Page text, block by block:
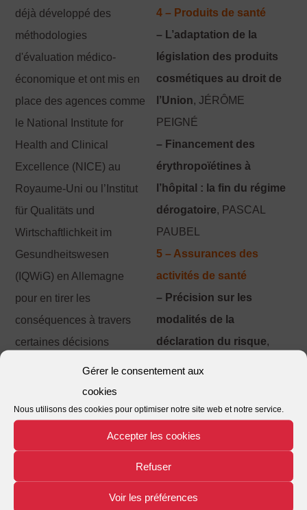
Gérer le consentement aux
cookies
Nous utilisons des cookies pour optimiser notre site web et notre service.
Accepter les cookies
Refuser
Voir les préférences
déjà développé des
méthodologies
d'évaluation médico-
économique et ont mis en
place des agences comme
le National Institute for
Health and Clinical
Excellence (NICE) au
Royaume-Uni ou l’Institut
für Qualitäts und
Wirtschaftlichkeit im
Gesundheitswesen
(IQWiG) en Allemagne
pour en tirer les
conséquences à travers
certaines décisions
La disposition introduite
4 – Produits de santé
– L’adaptation de la
législation des produits
cosmétiques au droit de
l’Union, JÉRÔME
PEIGNÉ
– Financement des
érythropoïétines à
l’hôpital : la fin du régime
dérogatoire, PASCAL
PAUBEL
5 – Assurances des
activités de santé
– Précision sur les
modalités de la
déclaration du risque,
indemnisation
– L’obligation
d’information : un nouvel
équilibre
WELSCH